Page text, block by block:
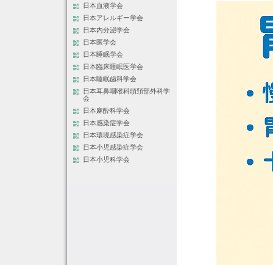
日本血液学会
日本アレルギー学会
日本内分泌学会
日本医学会
日本睡眠学会
日本臨床睡眠医学会
日本睡眠歯科学会
日本耳鼻咽喉科頭頚部外科学
会
日本麻酔科学会
日本感染症学会
日本環境感染症学会
日本小児感染症学会
日本小児科学会